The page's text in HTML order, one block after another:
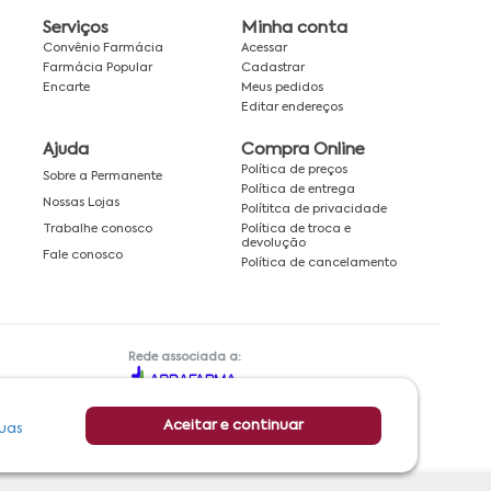
Aceitar e continuar
Serviços
Convênio Farmácia
Farmácia Popular
Encarte
Minha conta
Acessar
Cadastrar
Meus pedidos
Editar endereços
Ajuda
Sobre a Permanente
Nossas Lojas
Trabalhe conosco
Fale conosco
Compra Online
Política de preços
Política de entrega
Polítitca de privacidade
Política de troca e
devolução
Política de cancelamento
Rede associada a: